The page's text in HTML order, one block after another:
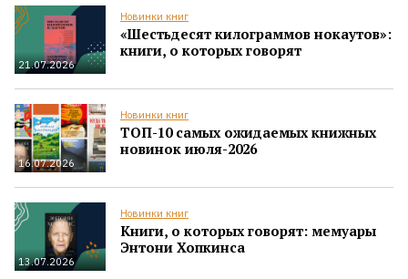
21.07.2026
Новинки книг
«Шестьдесят килограммов нокаутов»:
книги, о которых говорят
16.07.2026
Новинки книг
ТОП-10 самых ожидаемых книжных
новинок июля-2026
13.07.2026
Новинки книг
Книги, о которых говорят: мемуары
Энтони Хопкинса